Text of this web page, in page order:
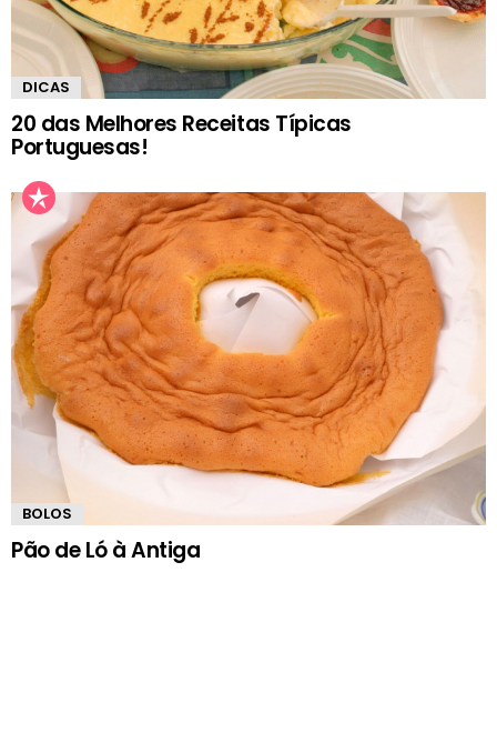
DICAS
20 das Melhores Receitas Típicas
Portuguesas!
BOLOS
Pão de Ló à Antiga